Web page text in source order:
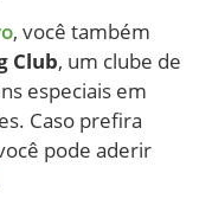
, você também
Club, um clube de
especiais em
Caso prefira
pode aderir